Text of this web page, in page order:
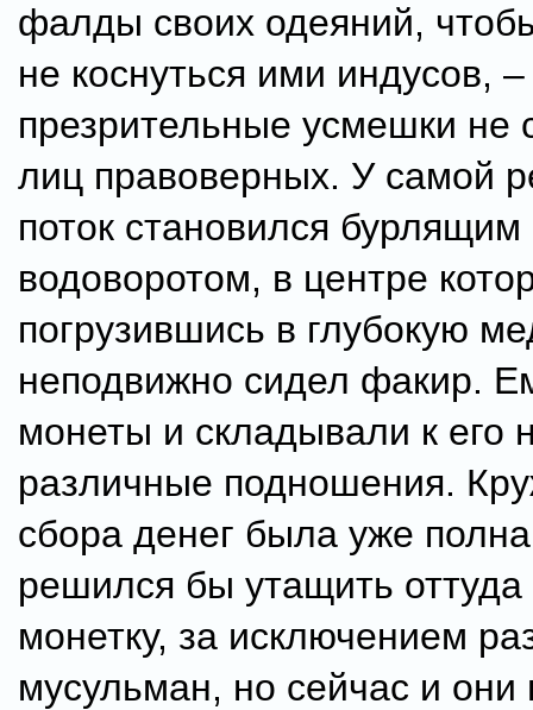
фалды своих одеяний,
не коснуться ими индусов,
презрительные усмешки не
лиц правоверных. У самой
поток становился бурлящим
водоворотом, в центре
погрузившись в глубокую
неподвижно сидел факир.
монеты и складывали к его
различные подношения.
сбора денег была уже
решился бы утащить оттуда
монетку, за исключением
мусульман, но сейчас и они